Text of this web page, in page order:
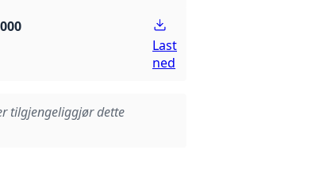
Last
ned
tilgjengeliggjør dette